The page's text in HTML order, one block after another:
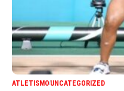
ATLETISMOUNCATEGORIZED